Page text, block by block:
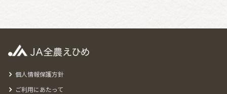
個人情報保護方針
ご利用にあたって